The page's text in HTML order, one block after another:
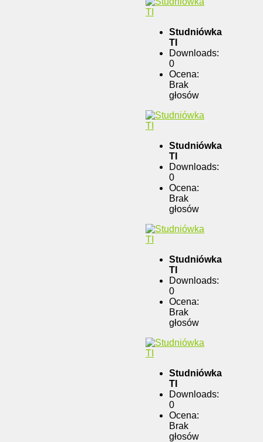
Studniówka
TI
Downloads:
0
Ocena:
Brak
głosów
Studniówka
TI
Downloads:
0
Ocena:
Brak
głosów
Studniówka
TI
Downloads:
0
Ocena:
Brak
głosów
Studniówka
TI
Downloads:
0
Ocena:
Brak
głosów